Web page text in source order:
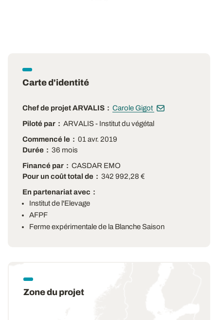
Carte d'identité
Chef de projet ARVALIS
Carole Gigot
Piloté par
ARVALIS - Institut du végétal
Commencé le
01 avr. 2019
Durée
36 mois
Financé par
CASDAR EMO
Pour un coût total de
342 992,28 €
En partenariat avec
Institut de l'Elevage
AFPF
Ferme expérimentale de la Blanche Saison
Zone du projet